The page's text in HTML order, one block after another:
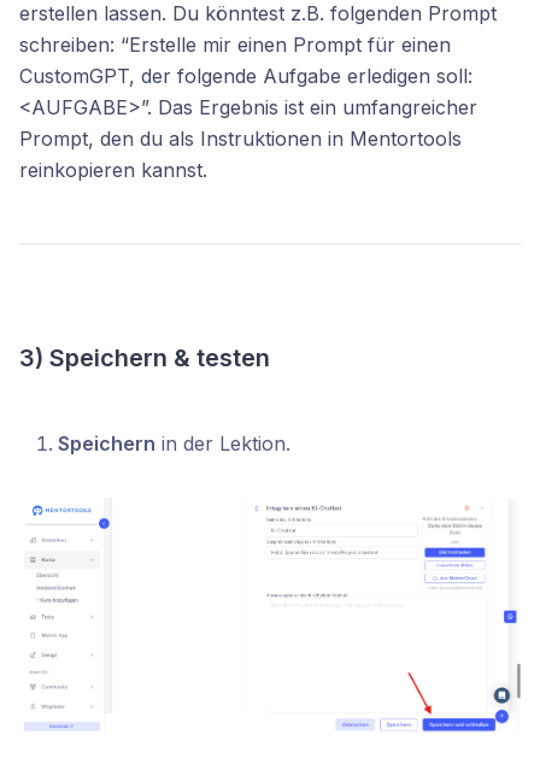
erstellen lassen. Du könntest z.B. folgenden Prompt
schreiben: “Erstelle mir einen Prompt für einen
CustomGPT, der folgende Aufgabe erledigen soll:
<AUFGABE>”. Das Ergebnis ist ein umfangreicher
Prompt, den du als Instruktionen in Mentortools
reinkopieren kannst.
3) Speichern & testen
Speichern in der Lektion.